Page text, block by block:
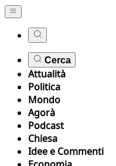
Cerca
Attualità
Politica
Mondo
Agorà
Podcast
Chiesa
Idee e Commenti